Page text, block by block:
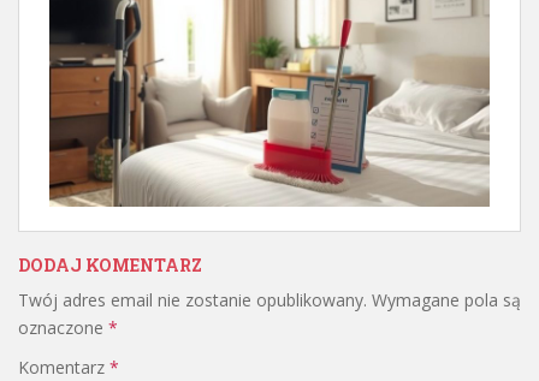
DODAJ KOMENTARZ
Twój adres email nie zostanie opublikowany. Wymagane pola są
oznaczone *
Komentarz *